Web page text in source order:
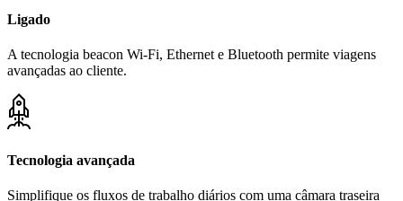
Ligado
A tecnologia beacon Wi-Fi, Ethernet e Bluetooth permite viagens
avançadas ao cliente.
Tecnologia avançada
Simplifique os fluxos de trabalho diários com uma câmara traseira